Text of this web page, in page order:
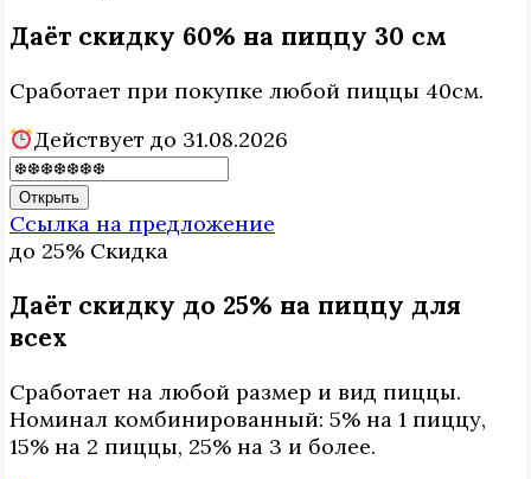
Даёт скидку 60% на пиццу 30 см
Сработает при покупке любой пиццы 40см.
Действует до 31.08.2026
Открыть
Ссылка на предложение
до 25% Скидка
Даёт скидку до 25% на пиццу для
всех
Сработает на любой размер и вид пиццы.
Номинал комбинированный: 5% на 1 пиццу,
15% на 2 пиццы, 25% на 3 и более.